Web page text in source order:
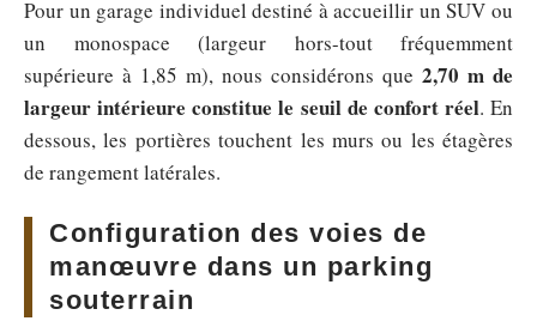
Pour un garage individuel destiné à accueillir un SUV ou
un monospace (largeur hors-tout fréquemment
supérieure à 1,85 m), nous considérons que 2,70 m de
largeur intérieure constitue le seuil de confort réel. En
dessous, les portières touchent les murs ou les étagères
de rangement latérales.
Configuration des voies de
manœuvre dans un parking
souterrain